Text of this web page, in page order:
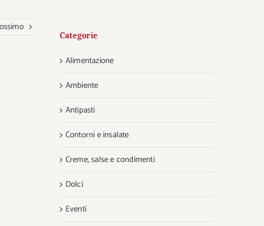
Categorie
Alimentazione
Ambiente
Antipasti
Contorni e insalate
Creme, salse e condimenti
Dolci
Eventi